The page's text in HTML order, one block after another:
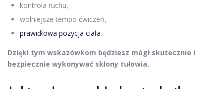
kontrola ruchu,
wolniejsze tempo ćwiczeń,
prawidłowa pozycja ciała.
Dzięki tym wskazówkom będziesz mógł skutecznie i
bezpiecznie wykonywać skłony tułowia.